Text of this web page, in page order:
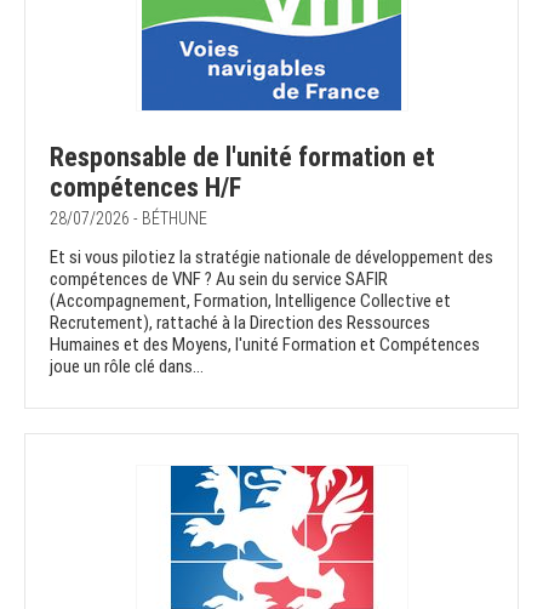
Responsable de l'unité formation et
compétences H/F
28/07/2026 - BÉTHUNE
Et si vous pilotiez la stratégie nationale de développement des
compétences de VNF ? Au sein du service SAFIR
(Accompagnement, Formation, Intelligence Collective et
Recrutement), rattaché à la Direction des Ressources
Humaines et des Moyens, l'unité Formation et Compétences
joue un rôle clé dans...